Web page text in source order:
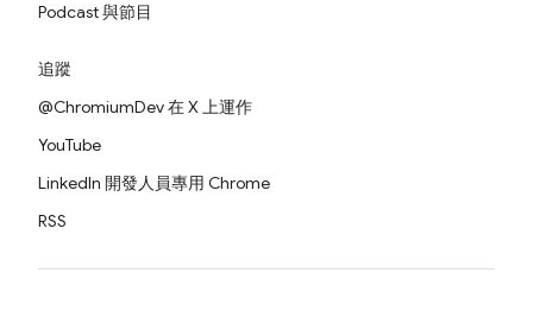
Podcast 與節目
追蹤
@ChromiumDev 在 X 上運作
YouTube
LinkedIn 開發人員專用 Chrome
RSS